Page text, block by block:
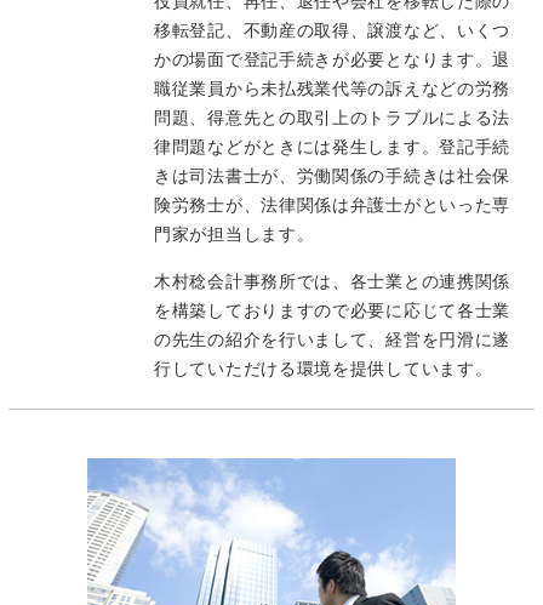
移転登記、不動産の取得、譲渡など、いくつ
かの場面で登記手続きが必要となります。退
職従業員から未払残業代等の訴えなどの労務
問題、得意先との取引上のトラブルによる法
律問題などがときには発生します。登記手続
きは司法書士が、労働関係の手続きは社会保
険労務士が、法律関係は弁護士がといった専
門家が担当します。
木村稔会計事務所では、各士業との連携関係
を構築しておりますので必要に応じて各士業
の先生の紹介を行いまして、経営を円滑に遂
行していただける環境を提供しています。